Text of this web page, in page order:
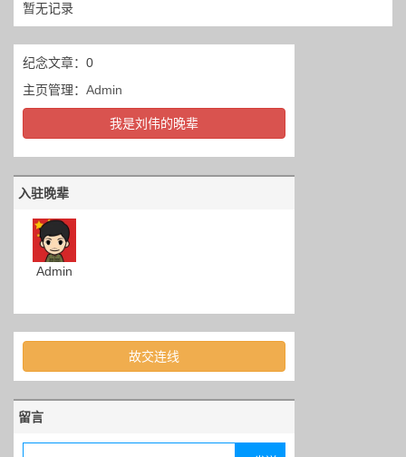
暂无记录
纪念文章：0
主页管理： Admin
我是刘伟的晚辈
入驻晚辈
Admin
故交连线
留言